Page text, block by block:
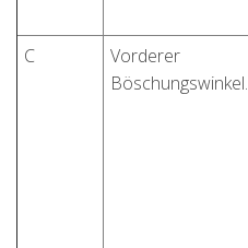
C
Vorderer
Böschungswinkel.